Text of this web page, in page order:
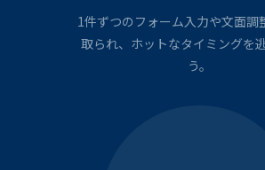
1件ずつのフォーム入力や文面調
取られ、ホットなタイミングを
う。